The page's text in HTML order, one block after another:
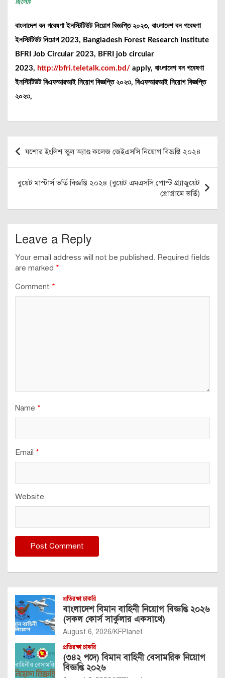
ছিলোঃ
বাংলাদেশ বন গবেষণা ইনস্টিটিউট নিয়োগ বিজ্ঞপ্তি ২০২৩, বাংলাদেশ বন গবেষণা
ইনস্টিটিউট নিয়োগ 2023, Bangladesh Forest Research Institute
BFRI Job Circular 2023, BFRI job circular
2023, http://bfri.teletalk.com.bd/ ‍apply, বাংলাদেশ বন গবেষণা
ইনস্টিটিউট বিএফআরআই নিয়োগ বিজ্ঞপ্তি ২০২৩, বিএফআরআই নিয়োগ বিজ্ঞপ্তি
২০২৩,
Post
navigation
যশোর ইংলিশ স্কুল অ্যাণ্ড কলেজ জেইএসসি নিয়োগ বিজ্ঞপ্তি ২০২৪
বুয়েট মাস্টার্স ভর্তি বিজ্ঞপ্তি ২০২৪ (বুয়েট এমএসসি,পোস্ট গ্র্যাজুয়েট
প্রোগ্রামে ভর্তি)
Leave a Reply
Your email address will not be published. Required fields
are marked *
Comment *
Name *
Email *
Website
প্রতিরক্ষা চাকরি
বাংলাদেশ বিমান বাহিনী নিয়োগ বিজ্ঞপ্তি ২০২৬
(সকল কোর্স সার্কুলার একসাথে)
August 6, 2026 KFPlanet
প্রতিরক্ষা চাকরি
(৩৪২ পদে) বিমান বাহিনী বেসামরিক নিয়োগ
বিজ্ঞপ্তি ২০২৬